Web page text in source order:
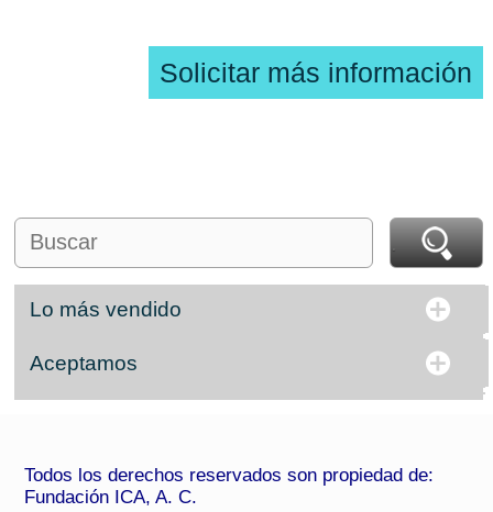
Solicitar más información
Lo más vendido
Aceptamos
Todos los derechos reservados son propiedad de:
Fundación ICA, A. C.